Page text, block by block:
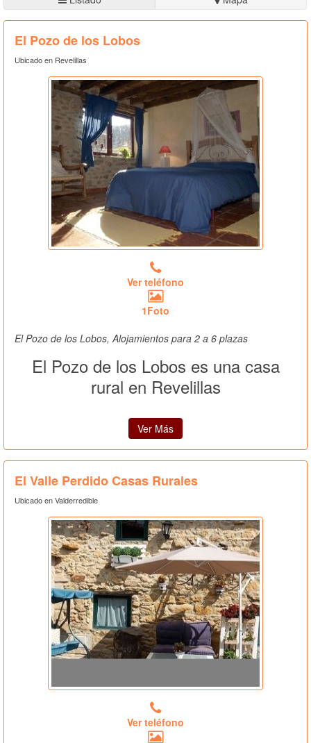
El Pozo de los Lobos
Ubicado en Revelillas
Ver teléfono
1Foto
El Pozo de los Lobos, Alojamientos para 2 a 6 plazas
El Pozo de los Lobos es una casa
rural en Revelillas
Ver Más
El Valle Perdido Casas Rurales
Ubicado en Valderredible
Ver teléfono